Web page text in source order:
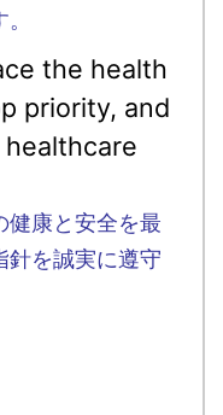
the health
priority, and
健康と安全を最
針を誠実に遵守